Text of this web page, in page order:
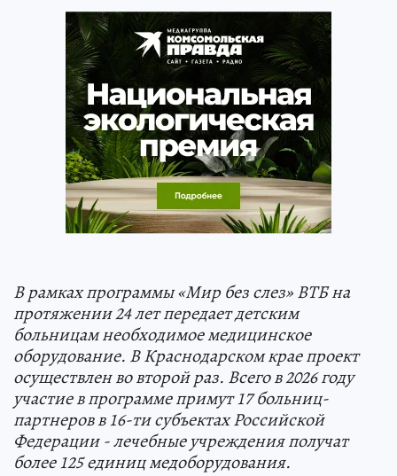
В рамках программы «Мир без слез» ВТБ на
протяжении 24 лет передает детским
больницам необходимое медицинское
оборудование. В Краснодарском крае проект
осуществлен во второй раз. Всего в 2026 году
участие в программе примут 17 больниц-
партнеров в 16-ти субъектах Российской
Федерации - лечебные учреждения получат
более 125 единиц медоборудования.